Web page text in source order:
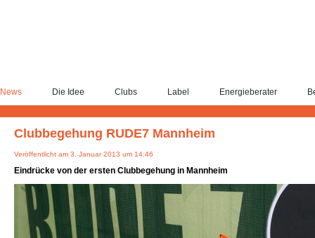
News Die Idee Clubs Label Energieberater
Clubbegehung RUDE7 Mannheim
Veröffentlicht am 3. Januar 2013 um 14:46
Eindrücke von der ersten Clubbegehung in Mannheim